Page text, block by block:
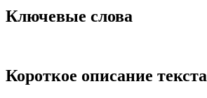
Ключевые слова
Короткое описание текста